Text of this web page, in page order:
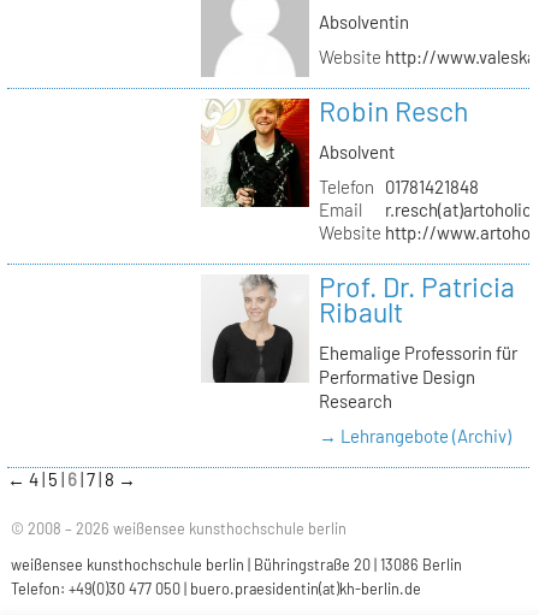
Absolventin
Website http://
Robin Resch
Absolvent
Telefon
01781421848
Email
Website http://
Prof. Dr. Patricia
Ribault
Ehemalige Professorin für
Performative Design
Research
→ Lehrangebote (Archiv)
← 4 5 6 7 8 →
© 2008 – 2026 weißensee kunsthochschule berlin
weißensee kunsthochschule berlin | Bühringstraße 20 | 13086 Berlin
Telefon: +49(0)30 477 050 | buero.praesidentin(at)kh-berlin.de